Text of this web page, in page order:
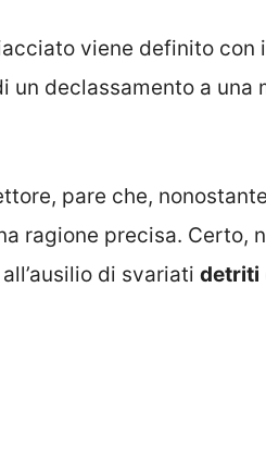
viene definito con
un declassamento a una
pare che,
ragione precisa. Certo,
di svariati detriti